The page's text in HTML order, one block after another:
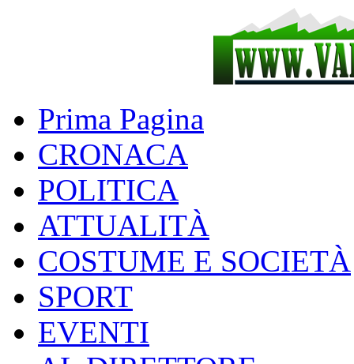
Prima Pagina
CRONACA
POLITICA
ATTUALITÀ
COSTUME E SOCIETÀ
SPORT
EVENTI